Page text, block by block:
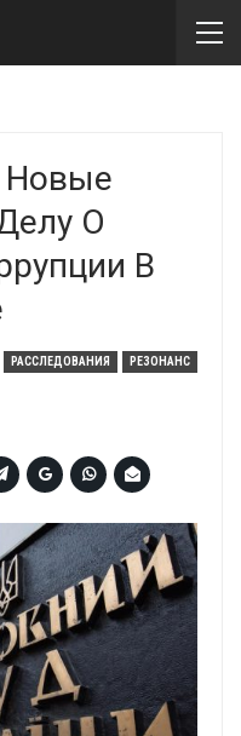
Новые
О
В
РАССЛЕДОВАНИЯ РЕЗОНАНС